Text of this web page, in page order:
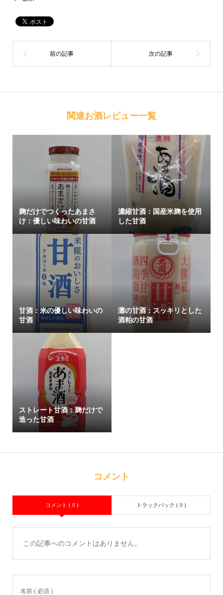
関連お酒レビュー一覧
麹だけでつくったあまさ
け：優しい味わいの甘酒
濃縮甘酒：国産米麹を使用
した甘酒
甘酒：米の優しい味わいの
甘酒
灘の甘酒：スッキリとした
酒粕の甘酒
ストレート甘酒：麹だけで
造った甘酒
コメント
コメント ( 0 ) トラックバック ( 0 )
この記事へのコメントはありません。
名前 ( 必須 )